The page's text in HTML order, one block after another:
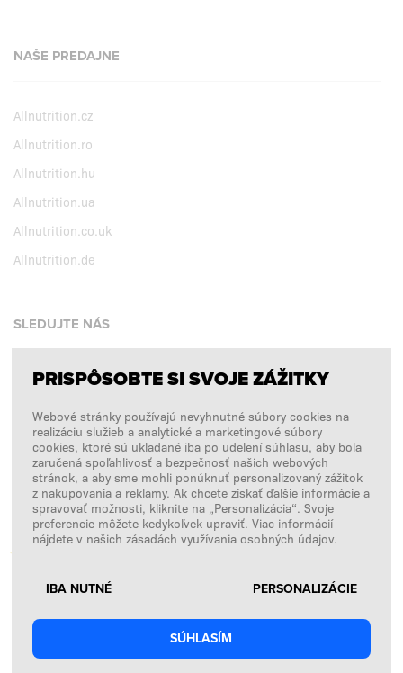
NAŠE PREDAJNE
Allnutrition.cz
Allnutrition.ro
Allnutrition.hu
Allnutrition.ua
Allnutrition.co.uk
Allnutrition.de
SLEDUJTE NÁS
Facebook
Instagram
Copyright © 2026 SFD S. A.
PLATBY SPRACÚVA
PRISPÔSOBTE SI SVOJE ZÁŽITKY
Webové stránky používajú nevyhnutné súbory cookies na
realizáciu služieb a analytické a marketingové súbory
cookies, ktoré sú ukladané iba po udelení súhlasu, aby bola
zaručená spoľahlivosť a bezpečnosť našich webových
stránok, a aby sme mohli ponúknuť personalizovaný zážitok
z nakupovania a reklamy. Ak chcete získať ďalšie informácie a
spravovať možnosti, kliknite na „Personalizácia“. Svoje
preferencie môžete kedykoľvek upraviť. Viac informácií
nájdete v našich zásadách využívania osobných údajov.
IBA NUTNÉ PERSONALIZÁCIE
SÚHLASÍM